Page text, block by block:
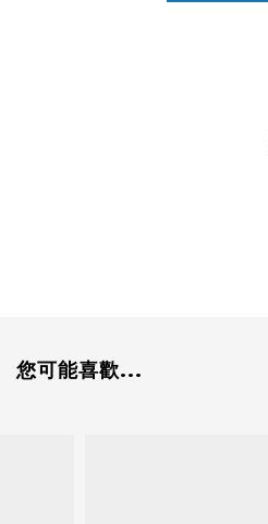
您可能喜歡...